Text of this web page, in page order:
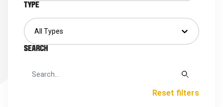
TYPE
All Types
SEARCH
Reset filters